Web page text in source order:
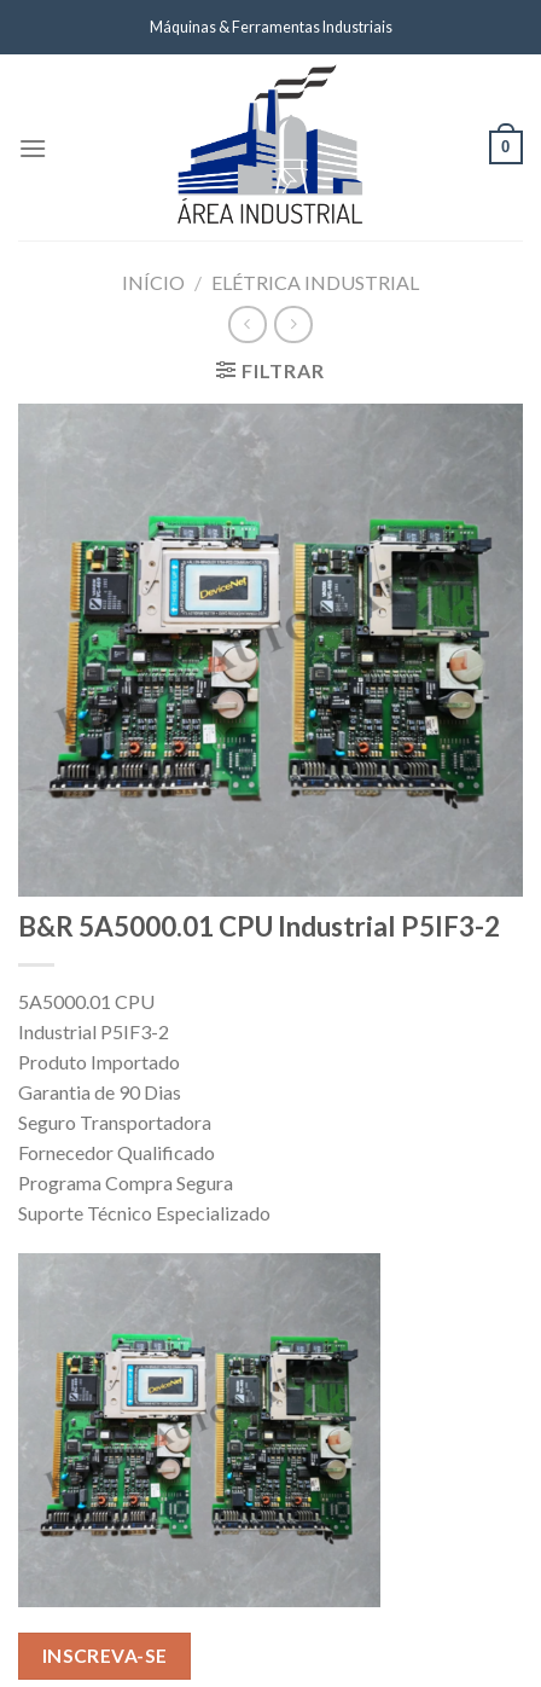
Máquinas & Ferramentas Industriais
0
INÍCIO / ELÉTRICA INDUSTRIAL
FILTRAR
B&R 5A5000.01 CPU Industrial P5IF3-2
5A5000.01 CPU
Industrial P5IF3-2
Produto Importado
Garantia de 90 Dias
Seguro Transportadora
Fornecedor Qualificado
Programa Compra Segura
Suporte Técnico Especializado
INSCREVA-SE